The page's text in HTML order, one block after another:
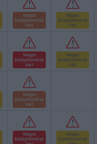
Magas
középhőmérsé
klet
Magas
középhőmérsé
klet
Magas
középhőmérsé
klet
Magas
középhőmérsé
klet
Magas
középhőmérsé
klet
Magas
középhőmérsé
Magas
középhőmérsé